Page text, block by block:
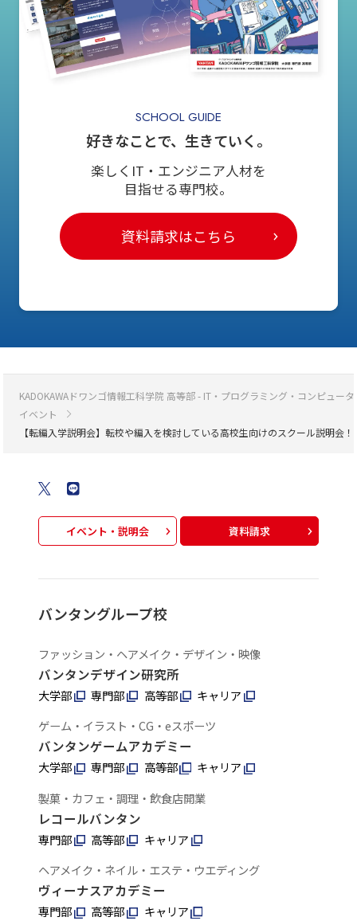
SCHOOL GUIDE
好きなことで、生きていく。
楽しくIT・エンジニア人材を
目指せる専門校。
資料請求はこちら
KADOKAWAドワンゴ情報工科学院 高等部 - IT・プログラミング・コンピュー
イベント
【転編入学説明会】転校や編入を検討している高校生向けのスクール説明会！
イベント・説明会 資料請求
バンタングループ校
ファッション・ヘアメイク・デザイン・映像
バンタンデザイン研究所
大学部 専門部 高等部
キャリア
ゲーム・イラスト・CG・eスポーツ
バンタンゲームアカデミー
大学部 専門部 高等部
キャリア
製菓・カフェ・調理・飲食店開業
レコールバンタン
専門部 高等部
キャリア
ヘアメイク・ネイル・エステ・ウエディング
ヴィーナスアカデミー
専門部 高等部
キャリア